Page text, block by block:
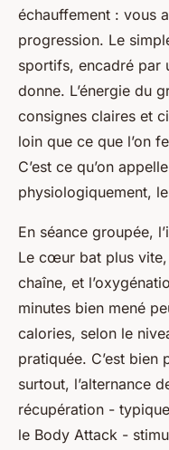
échauffement : vous
progression. Le
sportifs, encadré par
donne. L’énergie du
consignes claires et
loin que ce que l’on
C’est ce qu’on
physiologiquement,
En séance groupée,
Le cœur bat plus vite,
chaîne, et
minutes bien mené
calories, selon le
pratiquée. C’est bien
surtout, l’alternance
récupération -
le Body Attack -